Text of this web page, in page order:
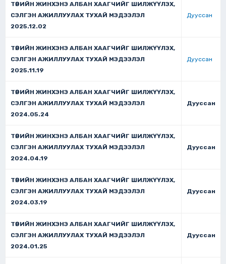
ТӨРИЙН ЖИНХЭНЭ АЛБАН ХААГЧИЙГ ШИЛЖҮҮЛЭХ,
СЭЛГЭН АЖИЛЛУУЛАХ ТУХАЙ МЭДЭЭЛЭЛ
2025.12.02
Дууссан
ТӨРИЙН ЖИНХЭНЭ АЛБАН ХААГЧИЙГ ШИЛЖҮҮЛЭХ,
СЭЛГЭН АЖИЛЛУУЛАХ ТУХАЙ МЭДЭЭЛЭЛ
2025.11.19
Дууссан
ТӨРИЙН ЖИНХЭНЭ АЛБАН ХААГЧИЙГ ШИЛЖҮҮЛЭХ,
СЭЛГЭН АЖИЛЛУУЛАХ ТУХАЙ МЭДЭЭЛЭЛ
2024.05.24
Дууссан
ТӨРИЙН ЖИНХЭНЭ АЛБАН ХААГЧИЙГ ШИЛЖҮҮЛЭХ,
СЭЛГЭН АЖИЛЛУУЛАХ ТУХАЙ МЭДЭЭЛЭЛ
2024.04.19
Дууссан
ТӨРИЙН ЖИНХЭНЭ АЛБАН ХААГЧИЙГ ШИЛЖҮҮЛЭХ,
СЭЛГЭН АЖИЛЛУУЛАХ ТУХАЙ МЭДЭЭЛЭЛ
2024.03.19
Дууссан
ТӨРИЙН ЖИНХЭНЭ АЛБАН ХААГЧИЙГ ШИЛЖҮҮЛЭХ,
СЭЛГЭН АЖИЛЛУУЛАХ ТУХАЙ МЭДЭЭЛЭЛ
2024.01.25
Дууссан